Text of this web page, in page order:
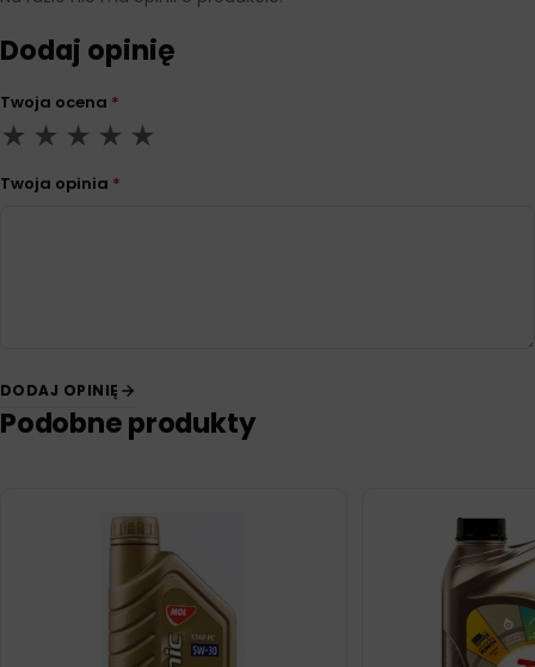
Dodaj opinię
Twoja ocena *
Twoja opinia *
DODAJ OPINIĘ
Podobne produkty